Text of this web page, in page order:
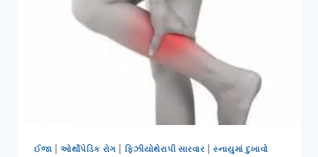
ઈજા ઓર્થોપેડિક રોગ ફિઝીયોથેરાપી સારવાર સ્નાયુમાં દુખાવો